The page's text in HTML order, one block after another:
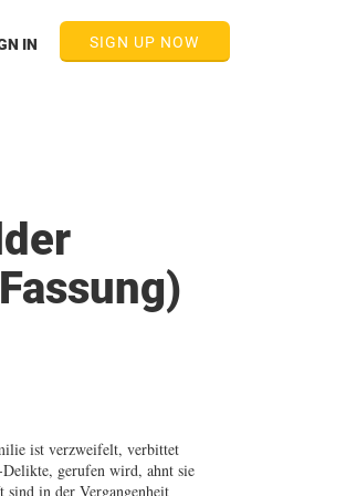
SIGN UP NOW
IN
ist verzweifelt, verbittet
gerufen wird, ahnt sie
sind in der Vergangenheit